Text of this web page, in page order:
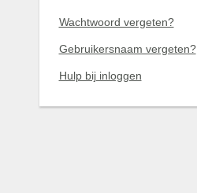
Wachtwoord vergeten?
Gebruikersnaam vergeten?
Hulp bij inloggen